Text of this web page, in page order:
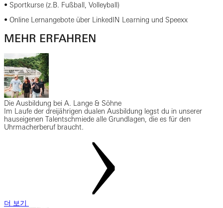
• Sportkurse (z.B. Fußball, Volleyball)
• Online Lernangebote über LinkedIN Learning und Speexx
MEHR ERFAHREN
Die Ausbildung bei A. Lange & Söhne
Im Laufe der dreijährigen dualen Ausbildung legst du in unserer
hauseigenen Talentschmiede alle Grundlagen, die es für den
Uhrmacherberuf braucht.
더 보기